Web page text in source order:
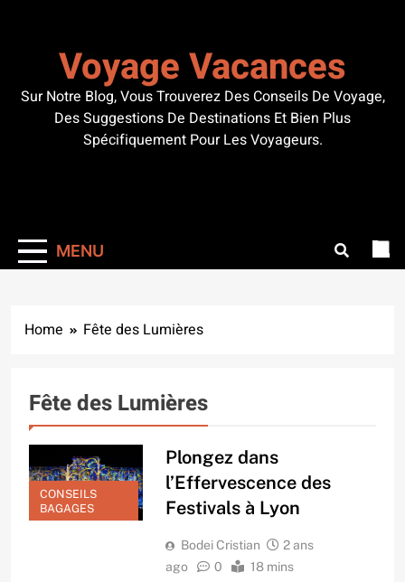
Voyage Vacances
Sur Notre Blog, Vous Trouverez Des Conseils De Voyage,
Des Suggestions De Destinations Et Bien Plus
Spécifiquement Pour Les Voyageurs.
MENU
Home Fête des Lumières
Fête des Lumières
CONSEILS
BAGAGES
Plongez dans
l’Effervescence des
Festivals à Lyon
Bodei Cristian
2 ans
ago
0 18 mins